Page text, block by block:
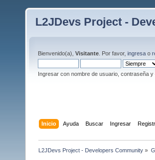
L2JDevs Project -
Bienvenido(a), Visitante . Por favor, ingresa o
Ingresar con nombre de usuario, contraseña
Inicio Ayuda Buscar Ingresar
L2JDevs Project - Developers Community »